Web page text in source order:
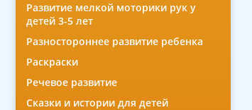
Развитие мелкой моторики рук у
детей 3-5 лет
Разностороннее развитие ребенка
Раскраски
Речевое развитие
Сказки и истории для детей